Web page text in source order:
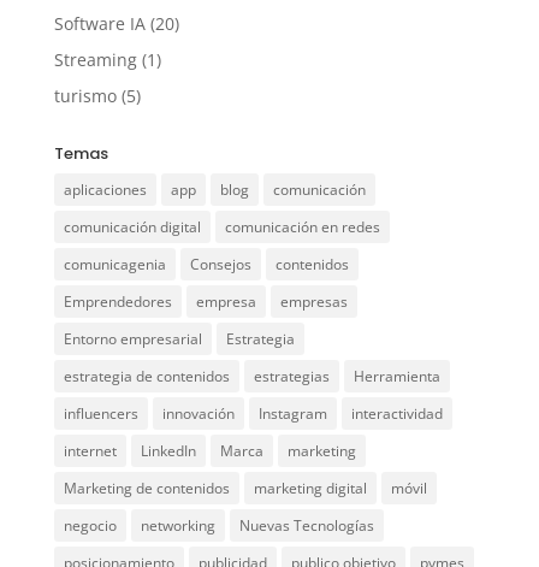
Software IA(20)
Streaming(1)
turismo(5)
Temas
aplicaciones app blog
comunicación
comunicación digital
comunicación en redes
comunicagenia
Consejos
contenidos
Emprendedores
empresa
empresas
Entorno empresarial
Estrategia
estrategia de contenidos
estrategias
Herramienta
influencers
innovación Instagram
interactividad
internet
LinkedIn Marca
marketing
Marketing de contenidos
marketing digital
móvil
negocio
networking
Nuevas Tecnologías
posicionamiento
publicidad publico objetivo pymes